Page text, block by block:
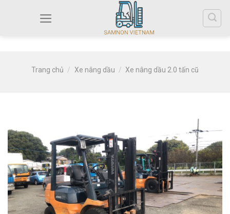
Trang chủ / Xe nâng dầu / Xe nâng dầu 2.0 tấn cũ